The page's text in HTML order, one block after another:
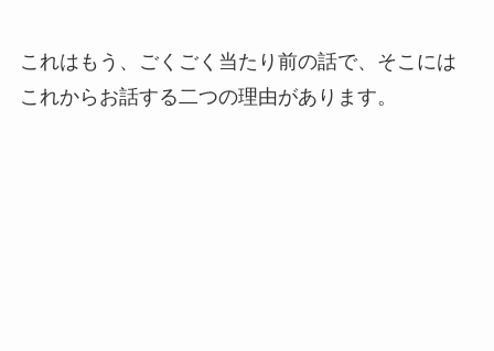
これはもう、ごくごく当たり前の話で、そこには
これからお話する二つの理由があります。